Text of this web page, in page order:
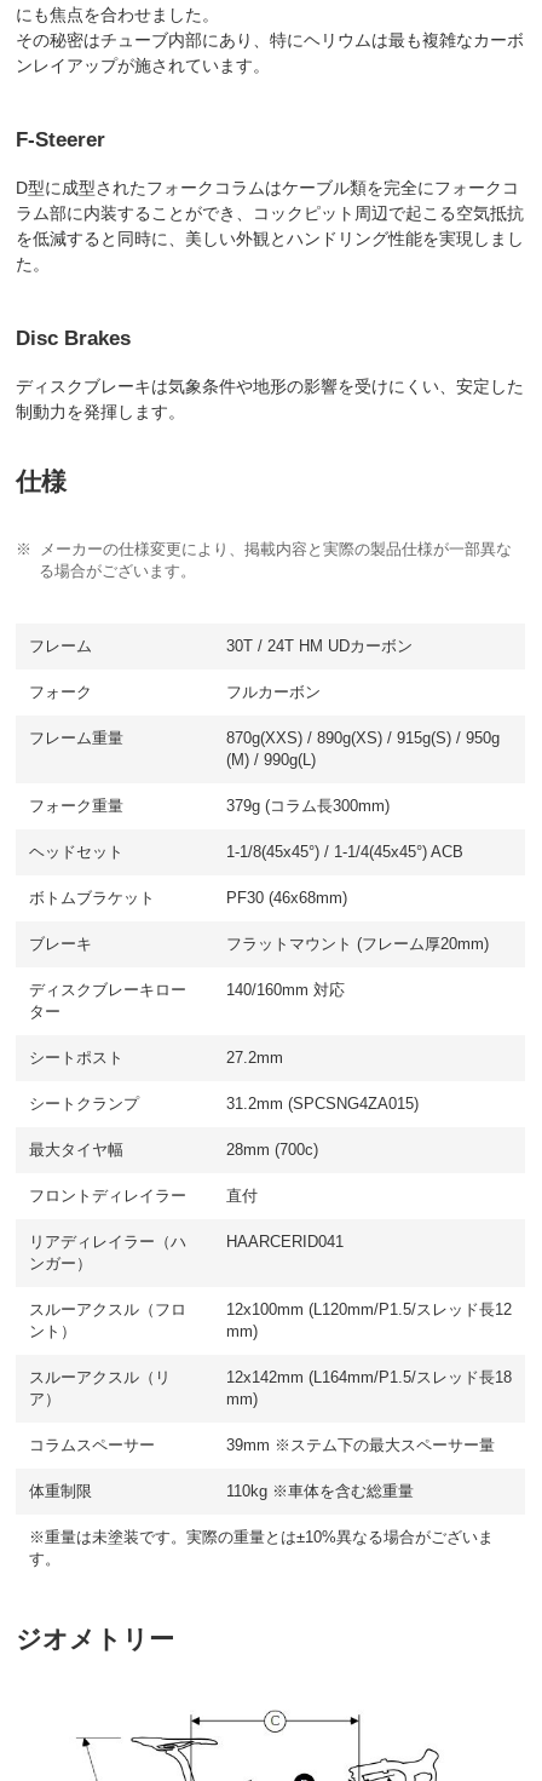
にも焦点を合わせました。
その秘密はチューブ内部にあり、特にヘリウムは最も複雑なカーボ
ンレイアップが施されています。
F-Steerer
D型に成型されたフォークコラムはケーブル類を完全にフォークコ
ラム部に内装することができ、コックピット周辺で起こる空気抵抗
を低減すると同時に、美しい外観とハンドリング性能を実現しまし
た。
Disc Brakes
ディスクブレーキは気象条件や地形の影響を受けにくい、安定した
制動力を発揮します。
仕様
メーカーの仕様変更により、掲載内容と実際の製品仕様が一部異な
る場合がございます。
フレーム 30T / 24T HM UDカーボン
フォーク フルカーボン
フレーム重量
870g(XXS) / 890g(XS) / 915g(S) / 950g
(M) / 990g(L)
フォーク重量 379g (コラム長300mm)
ヘッドセット 1-1/8(45x45°) / 1-1/4(45x45°) ACB
ボトムブラケット PF30 (46x68mm)
ブレーキ フラットマウント (フレーム厚20mm)
ディスクブレーキロー
ター
140/160mm 対応
シートポスト 27.2mm
シートクランプ 31.2mm (SPCSNG4ZA015)
最大タイヤ幅 28mm (700c)
フロントディレイラー 直付
リアディレイラー（ハ
ンガー）
HAARCERID041
スルーアクスル（フロ
ント）
12x100mm (L120mm/P1.5/スレッド長12
mm)
スルーアクスル（リ
ア）
12x142mm (L164mm/P1.5/スレッド長18
mm)
コラムスペーサー 39mm ※ステム下の最大スペーサー量
体重制限 110kg ※車体を含む総重量
※重量は未塗装です。実際の重量とは±10%異なる場合がございま
す。
ジオメトリー